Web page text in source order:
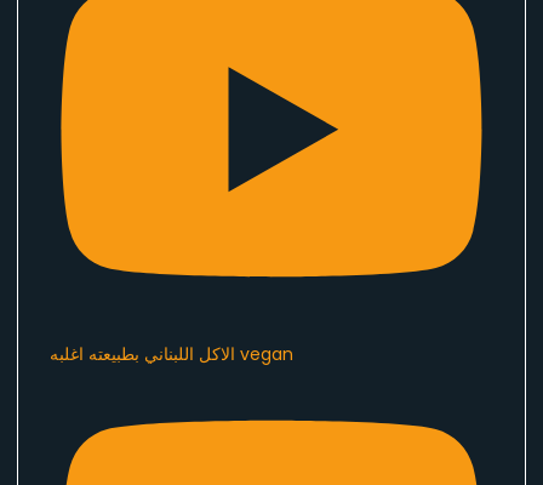
الاكل اللبناني بطبيعته اغلبه vegan